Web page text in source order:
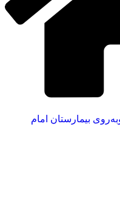
بیمارستان امام